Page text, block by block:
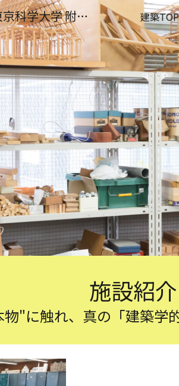
to main content 建築デザイン分野｜東京科学大学 附属科学技術高等学校 建築TOP
施設紹介
"に触れ、真の「建築学